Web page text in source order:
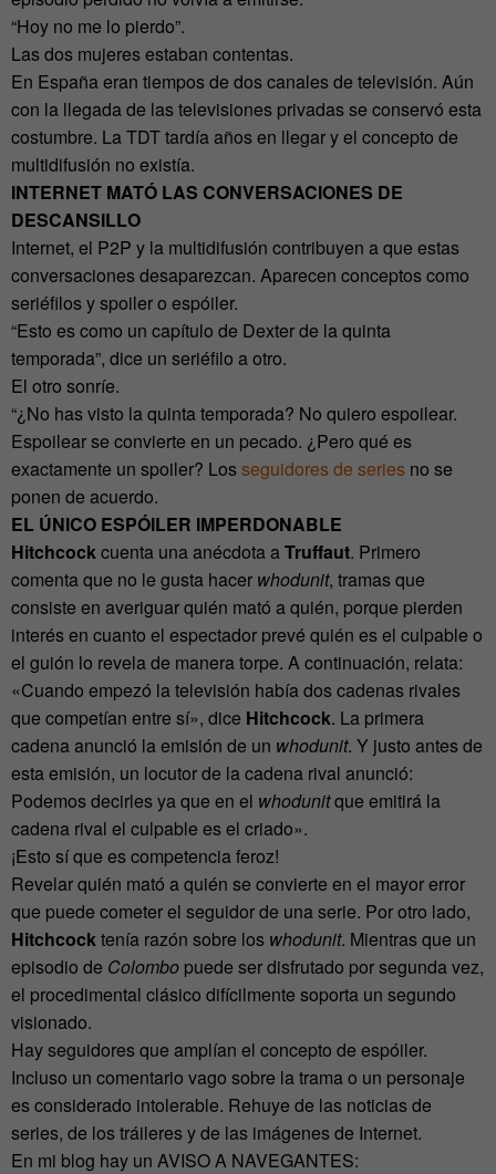
“Hoy no me lo pierdo”.
Las dos mujeres estaban contentas.
En España eran tiempos de dos canales de televisión. Aún
con la llegada de las televisiones privadas se conservó esta
costumbre. La TDT tardía años en llegar y el concepto de
multidifusión no existía.
INTERNET MATÓ LAS CONVERSACIONES DE
DESCANSILLO
Internet, el P2P y la multidifusión contribuyen a que estas
conversaciones desaparezcan. Aparecen conceptos como
seriéfilos y spoiler o espóiler.
“Esto es como un capítulo de Dexter de la quinta
temporada”, dice un seriéfilo a otro.
El otro sonríe.
“¿No has visto la quinta temporada? No quiero espoilear.
Espoilear se convierte en un pecado. ¿Pero qué es
exactamente un spoiler? Losseguidores de series no se
ponen de acuerdo.
EL ÚNICO ESPÓILER IMPERDONABLE
Hitchcockcuenta una anécdota aTruffaut. Primero
comenta que no le gusta hacer whodunit, tramas que
consiste en averiguar quién mató a quién, porque pierden
interés en cuanto el espectador prevé quién es el culpable o
el guión lo revela de manera torpe. A continuación, relata:
«Cuando empezó la televisión había dos cadenas rivales
que competían entre sí», dice Hitchcock. La primera
cadena anunció la emisión de un whodunit. Y justo antes de
esta emisión, un locutor de la cadena rival anunció:
Podemos decirles ya que en el whodunitque emitirá la
cadena rival el culpable es el criado».
¡Esto sí que es competencia feroz!
Revelar quién mató a quién se convierte en el mayor error
que puede cometer el seguidor de una serie. Por otro lado,
Hitchcocktenía razón sobre los whodunit. Mientras que un
episodio de Colombo puede ser disfrutado por segunda vez,
el procedimental clásico difícilmente soporta un segundo
visionado.
Hay seguidores que amplían el concepto de espóiler.
Incluso un comentario vago sobre la trama o un personaje
es considerado intolerable. Rehuye de las noticias de
series, de los tráileres y de las imágenes de Internet.
En mi blog hay un AVISO A NAVEGANTES: